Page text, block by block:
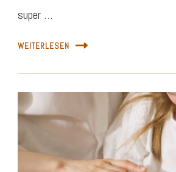
super …
WEITERLESEN